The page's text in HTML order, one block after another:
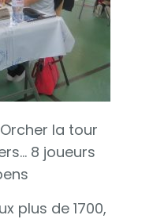
la tour
8 joueurs
plus de 1700,